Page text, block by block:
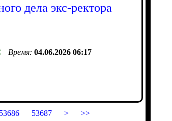
дела экс-ректора
Время: 04.06.2026 06:17
53686 53687 > >>